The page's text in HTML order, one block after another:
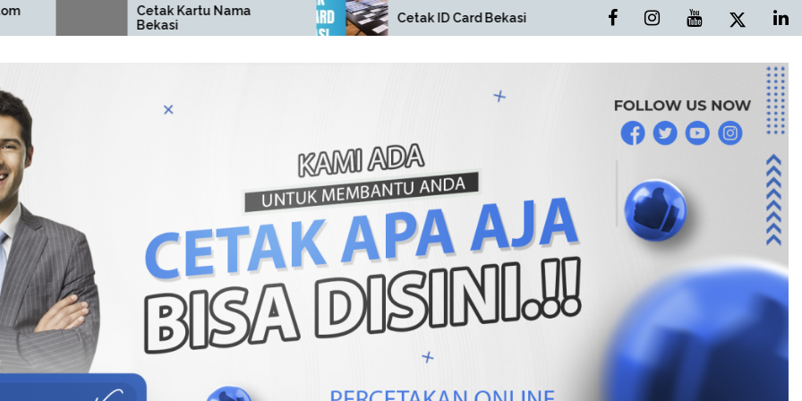
Cetak Kartu Nama
Cetak ID Card Bekasi Cetak Brosur Bekasi